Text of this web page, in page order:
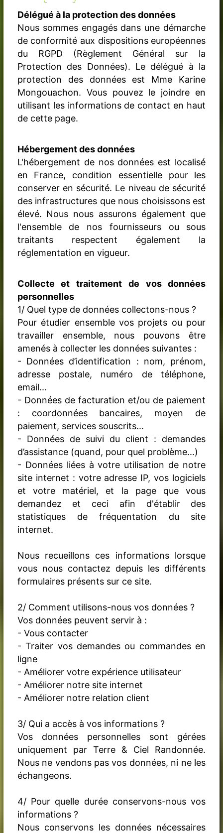
Délégué à la protection des données
Nous sommes engagés dans une démarche
de conformité aux dispositions européennes
du RGPD (Règlement Général sur la
Protection des Données). Le délégué à la
protection des données est Mme Karine
Mongouachon. Vous pouvez le joindre en
utilisant les informations de contact en haut
de cette page.
Hébergement des données
L'hébergement de nos données est localisé
en France, condition essentielle pour les
conserver en sécurité. Le niveau de sécurité
des infrastructures que nous choisissons est
élevé. Nous nous assurons également que
l'ensemble de nos fournisseurs ou sous
traitants respectent également la
réglementation en vigueur.
Collecte et traitement de vos données
personnelles
1/ Quel type de données collectons-nous ?
Pour étudier ensemble vos projets ou pour
travailler ensemble, nous pouvons être
amenés à collecter les données suivantes :
- Données d’identification : nom, prénom,
adresse postale, numéro de téléphone,
email...
- Données de facturation et/ou de paiement
: coordonnées bancaires, moyen de
paiement, services souscrits...
- Données de suivi du client : demandes
d’assistance (quand, pour quel problème...)
- Données liées à votre utilisation de notre
site internet : votre adresse IP, vos logiciels
et votre matériel, et la page que vous
demandez et ceci afin d'établir des
statistiques de fréquentation du site
internet.
Nous recueillons ces informations lorsque
vous nous contactez depuis les différents
formulaires présents sur ce site.
2/ Comment utilisons-nous vos données ?
Vos données peuvent servir à :
- Vous contacter
- Traiter vos demandes ou commandes en
ligne
- Améliorer votre expérience utilisateur
- Améliorer notre site internet
- Améliorer notre relation client
3/ Qui a accès à vos informations ?
Vos données personnelles sont gérées
uniquement par Terre & Ciel Randonnée.
Nous ne vendons pas vos données, ni ne les
échangeons.
4/ Pour quelle durée conservons-nous vos
informations ?
Nous conservons les données nécessaires